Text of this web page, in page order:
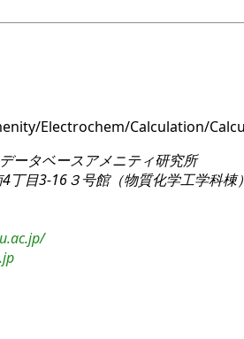
Electrochem/Calculation/
データベースアメニティ研究所
丁目3-16３号館（物質化学工学科棟